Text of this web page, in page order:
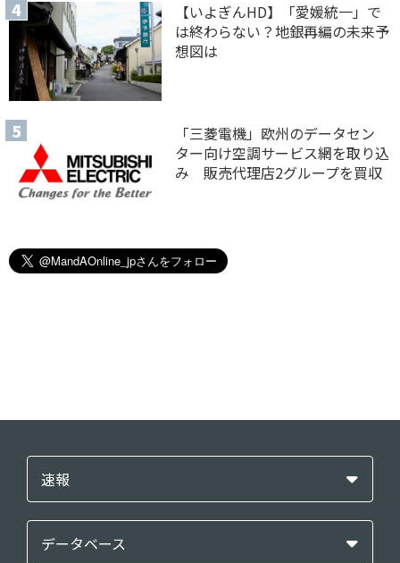
【いよぎんHD】「愛媛統一」で
は終わらない？地銀再編の未来予
想図は
「三菱電機」欧州のデータセン
ター向け空調サービス網を取り込
み 販売代理店2グループを買収
速報
データベース